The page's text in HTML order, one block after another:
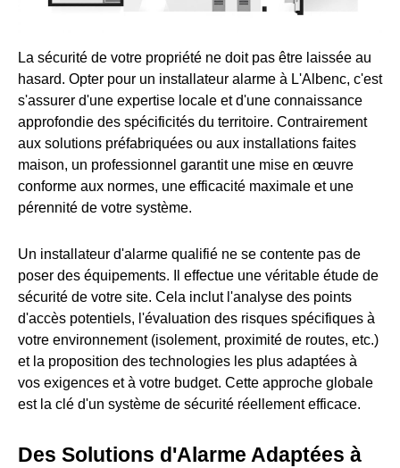
La sécurité de votre propriété ne doit pas être laissée au
hasard. Opter pour un installateur alarme à L'Albenc, c'est
s'assurer d'une expertise locale et d'une connaissance
approfondie des spécificités du territoire. Contrairement
aux solutions préfabriquées ou aux installations faites
maison, un professionnel garantit une mise en œuvre
conforme aux normes, une efficacité maximale et une
pérennité de votre système.
Un installateur d'alarme qualifié ne se contente pas de
poser des équipements. Il effectue une véritable étude de
sécurité de votre site. Cela inclut l'analyse des points
d'accès potentiels, l'évaluation des risques spécifiques à
votre environnement (isolement, proximité de routes, etc.)
et la proposition des technologies les plus adaptées à
vos exigences et à votre budget. Cette approche globale
est la clé d'un système de sécurité réellement efficace.
Des Solutions d'Alarme Adaptées à